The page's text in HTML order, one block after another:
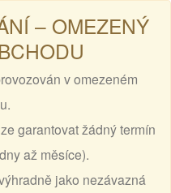
– OMEZENÝ
v omezeném
garantovat žádný termín
až měsíce).
jako nezávazná